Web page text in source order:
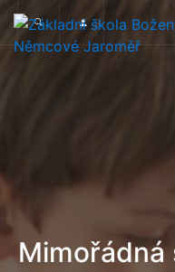
Mimořádná